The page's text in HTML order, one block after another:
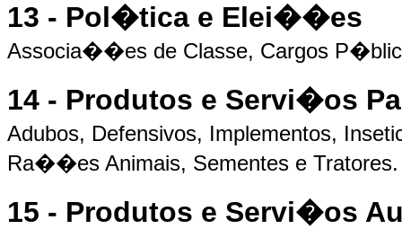
13 - Pol�tica e Elei��es
Associa��es de Classe, Cargos
14 - Produtos e Servi�os
Adubos, Defensivos, Implementos,
Ra��es Animais, Sementes e Tratores.
15 - Produtos e Servi�os